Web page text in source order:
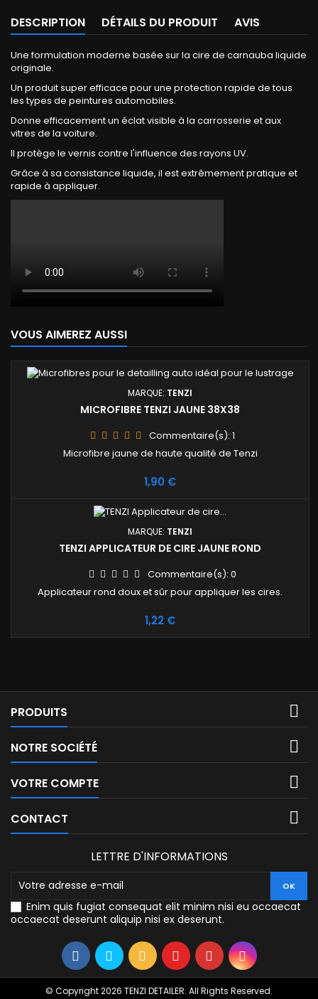
DESCRIPTION DÉTAILS DU PRODUIT AVIS
Une formulation moderne basée sur la cire de carnauba liquide
originale.
Un produit super efficace pour une protection rapide de tous
les types de peintures automobiles.
Donne efficacement un éclat visible à la carrosserie et aux
vitres de la voiture.
Il protège le vernis contre l'influence des rayons UV.
Grâce à sa consistance liquide, il est extrêmement pratique et
rapide à appliquer.
VOUS AIMEREZ AUSSI
MARQUE: TENZI
MICROFIBRE TENZI JAUNE 38X38
Commentaire(s): 1
Microfibre jaune de haute qualité de Tenzi
Prix
1,90 €
MARQUE: TENZI
TENZI APPLICATEUR DE CIRE JAUNE ROND
Commentaire(s): 0
Applicateur rond doux et sûr pour appliquer les cires.
Prix
1,22 €
PRODUITS 
NOTRE SOCIÉTÉ 
VOTRE COMPTE 
CONTACT 
LETTRE D'INFORMATIONS
Enim quis fugiat consequat elit minim nisi eu occaecat
occaecat deserunt aliquip nisi ex deserunt.
© Copyright 2026 TENZI DETAILER. All Rights Reserved.